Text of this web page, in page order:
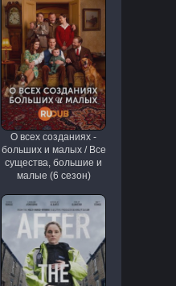
О всех созданиях -
больших и малых / Все
существа, большие и
малые (6 сезон)